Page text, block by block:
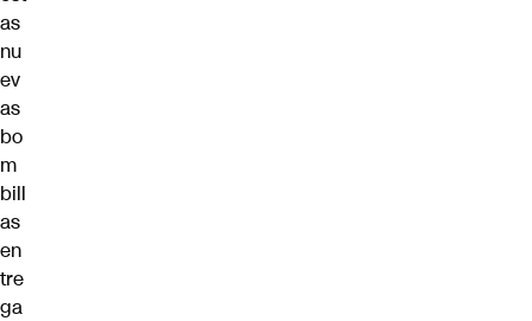
as
nu
ev
as
bo
m
bill
as
en
tre
ga